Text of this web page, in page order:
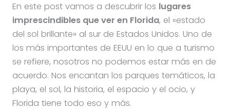
En este post vamos a descubrir los lugares
imprescindibles que ver en Florida, el «estado
del sol brillante» al sur de Estados Unidos. Uno de
los más importantes de EEUU en lo que a turismo
se refiere, nosotros no podemos estar más en de
acuerdo. Nos encantan los parques temáticos, la
playa, el sol, la historia, el espacio y el ocio, y
Florida tiene todo eso y más.